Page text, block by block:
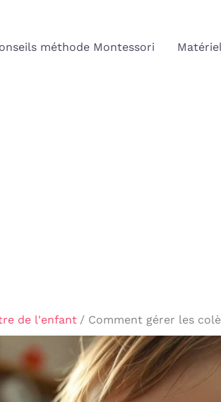
méthode Montessori
de l'enfant Comment gérer les